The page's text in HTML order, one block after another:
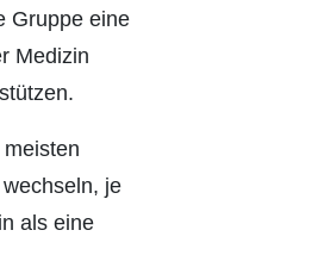
Gruppe eine
Medizin
je
als eine